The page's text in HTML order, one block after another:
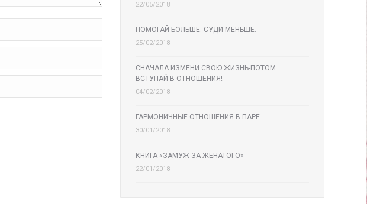
22/05/2018
ПОМОГАЙ БОЛЬШЕ. СУДИ МЕНЬШЕ.
25/02/2018
СНАЧАЛА ИЗМЕНИ СВОЮ ЖИЗНЬ-ПОТОМ
ВСТУПАЙ В ОТНОШЕНИЯ!
04/02/2018
ГАРМОНИЧНЫЕ ОТНОШЕНИЯ В ПАРЕ
30/01/2018
КНИГА «ЗАМУЖ ЗА ЖЕНАТОГО»
22/01/2018